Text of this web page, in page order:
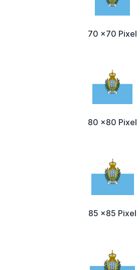
70 x70 Pixel
80 x80 Pixel
85 x85 Pixel